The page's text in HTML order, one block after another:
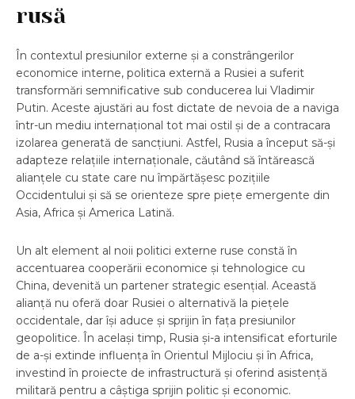
rusă
În contextul presiunilor externe și a constrângerilor
economice interne, politica externă a Rusiei a suferit
transformări semnificative sub conducerea lui Vladimir
Putin. Aceste ajustări au fost dictate de nevoia de a naviga
într-un mediu internațional tot mai ostil și de a contracara
izolarea generată de sancțiuni. Astfel, Rusia a început să-și
adapteze relațiile internaționale, căutând să întărească
alianțele cu state care nu împărtășesc pozițiile
Occidentului și să se orienteze spre piețe emergente din
Asia, Africa și America Latină.
Un alt element al noii politici externe ruse constă în
accentuarea cooperării economice și tehnologice cu
China, devenită un partener strategic esențial. Această
alianță nu oferă doar Rusiei o alternativă la piețele
occidentale, dar își aduce și sprijin în fața presiunilor
geopolitice. În același timp, Rusia și-a intensificat eforturile
de a-și extinde influența în Orientul Mijlociu și în Africa,
investind în proiecte de infrastructură și oferind asistență
militară pentru a câștiga sprijin politic și economic.